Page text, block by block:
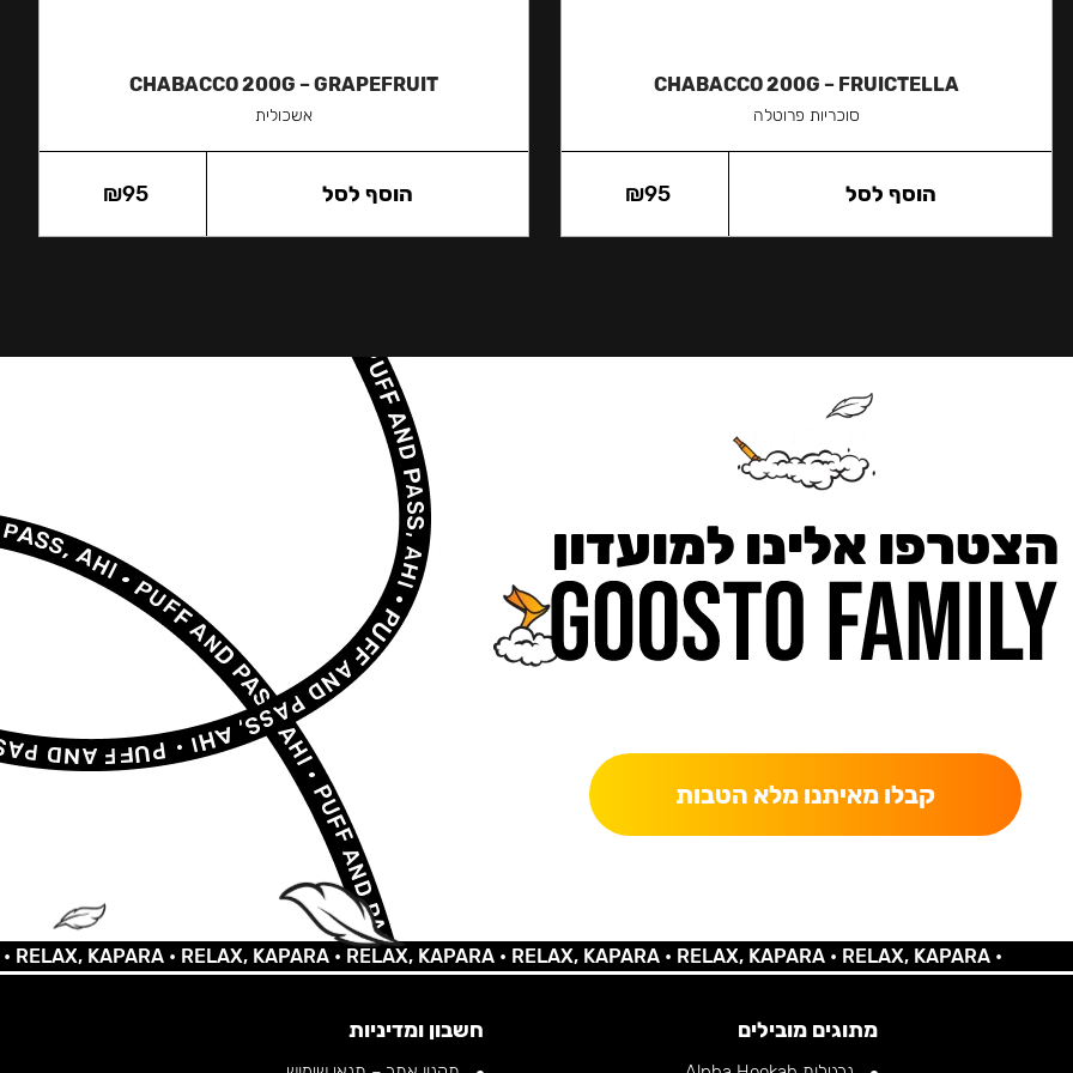
CHABACCO 200G – FRUICTELLA
סוכריות פרוטלה
₪95 הוסף לסל
CHABACCO 200G – GRAPEFRUIT
אשכולית
₪95 הוסף לסל
הצטרפו אלינו למועדון
קבלו מאיתנו מלא הטבות
KAPARA •RELAX, KAPARA •RELAX, KAPARA •RELAX, KAPARA •RELAX, KAPARA •RELAX, KAPARA •
מתוגים מובילים חשבון ומדיניות